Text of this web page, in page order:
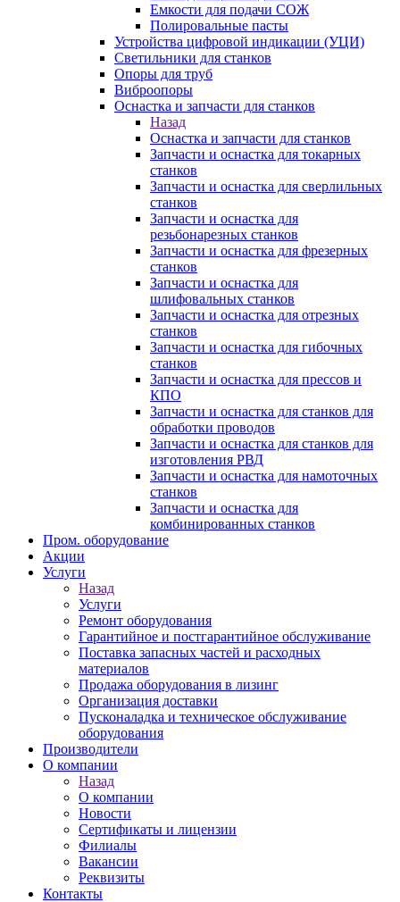
Емкости для подачи СОЖ
Полировальные пасты
Устройства цифровой индикации (УЦИ)
Светильники для станков
Опоры для труб
Виброопоры
Оснастка и запчасти для станков
Назад
Оснастка и запчасти для станков
Запчасти и оснастка для токарных
станков
Запчасти и оснастка для сверлильных
станков
Запчасти и оснастка для
резьбонарезных станков
Запчасти и оснастка для фрезерных
станков
Запчасти и оснастка для
шлифовальных станков
Запчасти и оснастка для отрезных
станков
Запчасти и оснастка для гибочных
станков
Запчасти и оснастка для прессов и
КПО
Запчасти и оснастка для станков для
обработки проводов
Запчасти и оснастка для станков для
изготовления РВД
Запчасти и оснастка для намоточных
станков
Запчасти и оснастка для
комбинированных станков
Пром. оборудование
Акции
Услуги
Назад
Услуги
Ремонт оборудования
Гарантийное и постгарантийное обслуживание
Поставка запасных частей и расходных
материалов
Продажа оборудования в лизинг
Организация доставки
Пусконаладка и техническое обслуживание
оборудования
Производители
О компании
Назад
О компании
Новости
Сертификаты и лицензии
Филиалы
Вакансии
Реквизиты
Контакты